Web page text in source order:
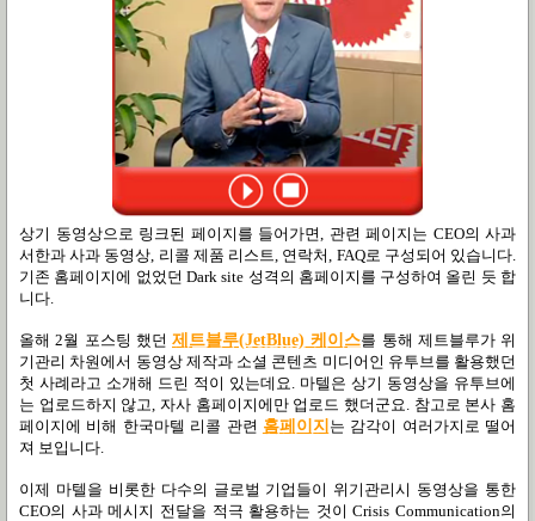
상기 동영상으로 링크된 페이지를 들어가면, 관련 페이지는 CEO의 사과
서한과 사과 동영상, 리콜 제품 리스트, 연락처, FAQ로 구성되어 있습니다.
기존 홈페이지에 없었던 Dark site 성격의 홈페이지를 구성하여 올린 듯 합
니다.
올해 2월 포스팅 했던 제트블루(JetBlue) 케이스를 통해 제트블루가 위
기관리 차원에서 동영상 제작과 소셜 콘텐츠 미디어인 유투브를 활용했던
첫 사례라고 소개해 드린 적이 있는데요. 마텔은 상기 동영상을 유투브에
는 업로드하지 않고, 자사 홈페이지에만 업로드 했더군요. 참고로 본사 홈
페이지에 비해 한국마텔 리콜 관련 홈페이지 는 감각이 여러가지로 떨어
져 보입니다.
이제 마텔을 비롯한 다수의 글로벌 기업들이 위기관리시 동영상을 통한
CEO의 사과 메시지 전달을 적극 활용하는 것이 Crisis Communication의